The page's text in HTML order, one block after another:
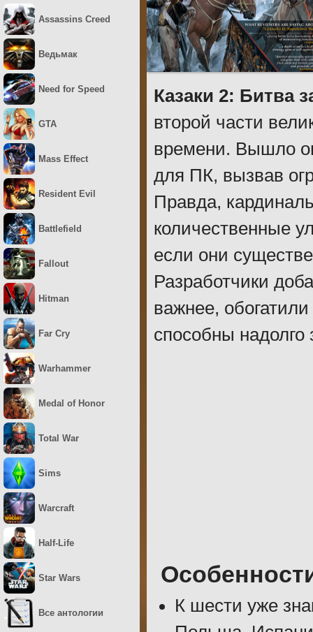
Казаки 2: Битва
второй части
времени. Вышло
для ПК, вызвав
Правда,
количественные
если они
Разработчики
важнее,
способны надолго
К шести уже
Assassins Creed
Ведьмак
Need for Speed
GTA
Mass Effect
Resident Evil
Battlefield
Fallout
Hitman
Far Cry
Warhammer
Medal of Honor
Total War
Sims
Warcraft
Half-Life
Star Wars
Все антологии